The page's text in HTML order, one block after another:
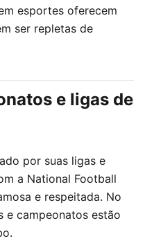
esportes oferecem
ser repletas de
e ligas de
por suas ligas e
a National Football
e respeitada. No
e campeonatos estão